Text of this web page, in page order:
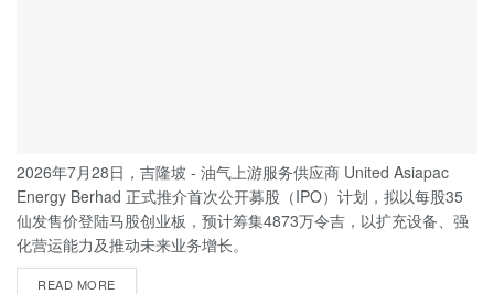
2026年7月28日，吉隆坡 - 油气上游服务供应商 United Asiapac
Energy Berhad 正式推介首次公开募股（IPO）计划，拟以每股35
仙发售价登陆马股创业板，预计筹集4873万令吉，以扩充设备、强
化营运能力及推动未来业务增长。
READ MORE